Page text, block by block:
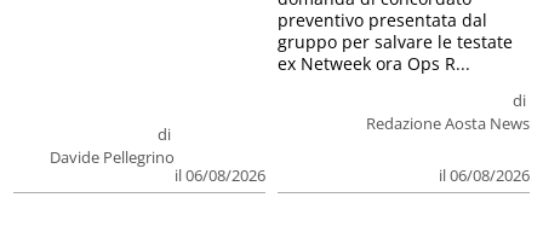
di
Davide Pellegrino
il 06/08/2026
di
Redazione Aosta News
il 06/08/2026
preventivo presentata dal
gruppo per salvare le testate
ex Netweek ora Ops R...